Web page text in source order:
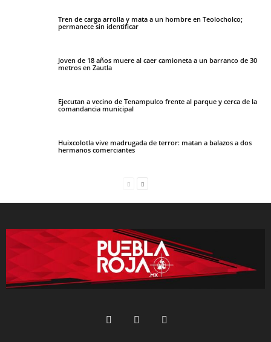
Tren de carga arrolla y mata a un hombre en Teolocholco;
permanece sin identificar
Joven de 18 años muere al caer camioneta a un barranco de 30
metros en Zautla
Ejecutan a vecino de Tenampulco frente al parque y cerca de la
comandancia municipal
Huixcolotla vive madrugada de terror: matan a balazos a dos
hermanos comerciantes